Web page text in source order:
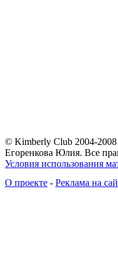
© Kimberly Club 2004-2008
Егоренкова Юлия. Все
Условия использования
О проекте - Реклама на